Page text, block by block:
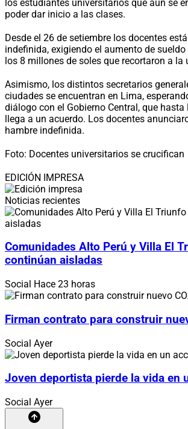
los estudiantes universitarios que aún se
poder dar inicio a las clases.
Desde el 26 de setiembre los docentes
indefinida, exigiendo el aumento de
los 8 millones de soles que recortaron a la
Asimismo, los distintos secretarios
ciudades se encuentran en Lima,
diálogo con el Gobierno Central, que
llega a un acuerdo. Los docentes
hambre indefinida.
Foto: Docentes universitarios se crucifican
EDICIÓN IMPRESA
Noticias recientes
Comunidades Alto Perú y Villa El
continúan aisladas
Social Hace 23 horas
Firman contrato para construir
Social Ayer
Joven deportista pierde la vida en
Social Ayer